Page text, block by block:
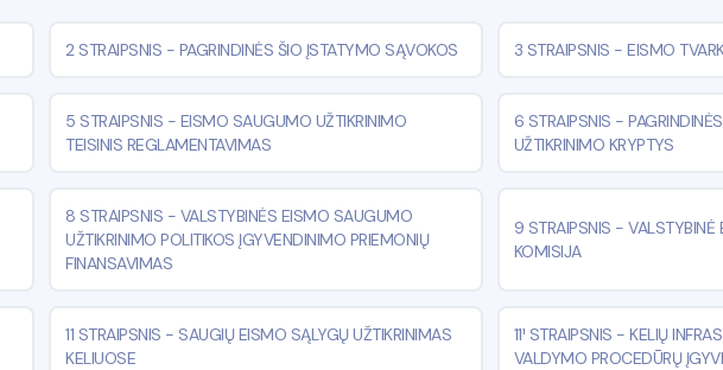
2 STRAIPSNIS - PAGRINDINĖS ŠIO ĮSTATYMO SĄVOKOS 3 STRAIPSNIS -EISMO
5 STRAIPSNIS - EISMO SAUGUMO UŽTIKRINIMO
TEISINIS REGLAMENTAVIMAS
6 STRAIPSNIS -
UŽTIKRINIMO KRYPTYS
8 STRAIPSNIS - VALSTYBINĖS EISMO SAUGUMO
UŽTIKRINIMO POLITIKOS ĮGYVENDINIMO PRIEMONIŲ
FINANSAVIMAS
9 STRAIPSNIS -
KOMISIJA
11 STRAIPSNIS - SAUGIŲ EISMO SĄLYGŲ UŽTIKRINIMAS
KELIUOSE
11¹ STRAIPSNIS -KELIŲ
VALDYMO PROCEDŪRŲ